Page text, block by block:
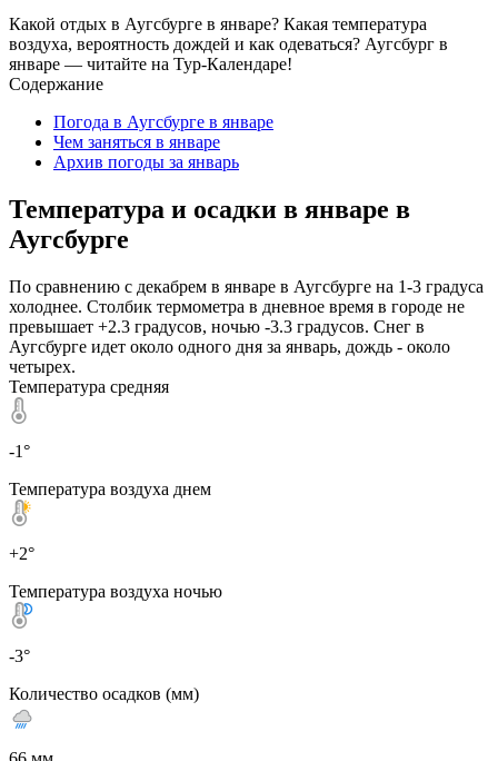
Какой отдых в Аугсбурге в январе? Какая температура
воздуха, вероятность дождей и как одеваться? Аугсбург в
январе — читайте на Тур-Календаре!
Содержание
Погода в Аугсбурге в январе
Чем заняться в январе
Архив погоды за январь
Температура и осадки в январе в
Аугсбурге
По сравнению с декабрем в январе в Аугсбурге на 1-3 градуса
холоднее. Столбик термометра в дневное время в городе не
превышает +2.3 градусов, ночью -3.3 градусов. Снег в
Аугсбурге идет около одного дня за январь, дождь - около
четырех.
Температура средняя
-1°
Температура воздуха днем
+2°
Температура воздуха ночью
-3°
Количество осадков (мм)